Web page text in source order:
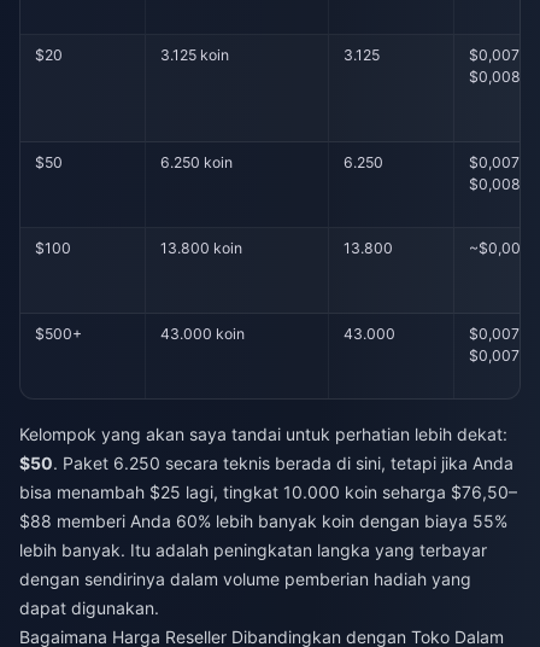
$20 3.125 koin 3.125
$0,0076–
$0,0088
$50 6.250 koin 6.250
$0,0076–
$0,0088
$100 13.800 koin 13.800 ~$0,0080
$500+ 43.000 koin 43.000
$0,0070–
$0,0079
Kelompok yang akan saya tandai untuk perhatian lebih dekat:
$50. Paket 6.250 secara teknis berada di sini, tetapi jika Anda
bisa menambah $25 lagi, tingkat 10.000 koin seharga $76,50–
$88 memberi Anda 60% lebih banyak koin dengan biaya 55%
lebih banyak. Itu adalah peningkatan langka yang terbayar
dengan sendirinya dalam volume pemberian hadiah yang
dapat digunakan.
Bagaimana Harga Reseller Dibandingkan dengan Toko Dalam